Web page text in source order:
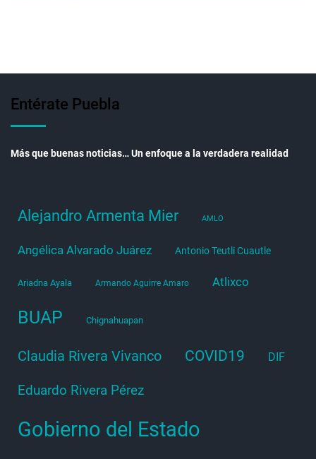
Entérate Puebla
Más que buenas noticias… Un enfoque a la verdadera realidad
Alejandro Armenta Mier AMLO
Angélica Alvarado Juárez Antonio Teutli Cuautle
Ariadna Ayala Armando Aguirre Amaro Atlixco
BUAP Chignahuapan
Claudia Rivera Vivanco COVID19 DIF
Eduardo Rivera Pérez
Gobierno del Estado